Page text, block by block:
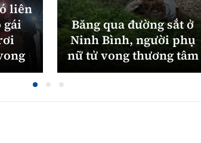
liên
gái
Băng qua đường sắt ở
Ninh Bình, người phụ
nữ tử vong thương tâm